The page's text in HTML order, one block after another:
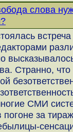
слова
Странно,
СМИ
погоне за